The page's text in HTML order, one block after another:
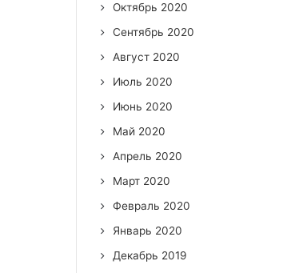
Октябрь 2020
Сентябрь 2020
Август 2020
Июль 2020
Июнь 2020
Май 2020
Апрель 2020
Март 2020
Февраль 2020
Январь 2020
Декабрь 2019